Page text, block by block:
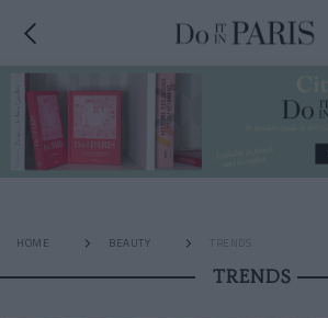
HOME BEAUTY TRENDS
TRENDS